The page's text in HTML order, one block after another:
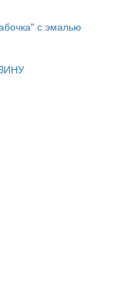
с эмалью